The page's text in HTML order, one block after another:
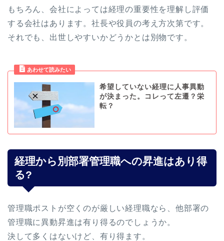
もちろん、会社によっては経理の重要性を理解し評価
する会社はあります。社長や役員の考え方次第です。
それでも、出世しやすいかどうかとは別物です。
希望していない経理に人事異動
が決まった。コレって左遷？栄
転？
経理から別部署管理職への昇進はあり得
る?
管理職ポストが空くのが厳しい経理職なら、他部署の
管理職に異動昇進は有り得るのでしょうか。
決して多くはないけど、有り得ます。